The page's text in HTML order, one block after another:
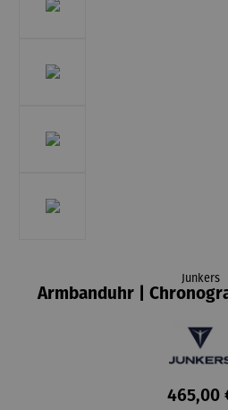
Junkers
Armbanduhr |
465,00